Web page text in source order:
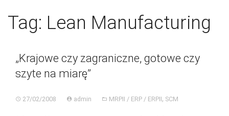
content
Tag: Lean Manufacturing
„Krajowe czy zagraniczne, gotowe czy
szyte na miarę”
27/02/2008 admin MRPII / ERP / ERPII, SCM